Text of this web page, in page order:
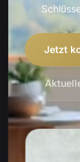
Jetzt